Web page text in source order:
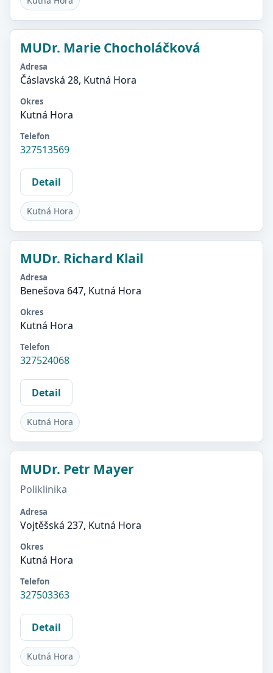
MUDr. Marie Chocholáčková
Adresa
Čáslavská 28, Kutná Hora
Okres
Kutná Hora
Telefon
327513569
Detail
Kutná Hora
MUDr. Richard Klail
Adresa
Benešova 647, Kutná Hora
Okres
Kutná Hora
Telefon
327524068
Detail
Kutná Hora
MUDr. Petr Mayer
Poliklinika
Adresa
Vojtěšská 237, Kutná Hora
Okres
Kutná Hora
Telefon
327503363
Detail
Kutná Hora